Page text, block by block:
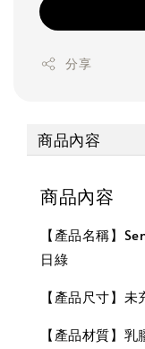
分享
商品內容
商品內容
【產品名稱】
日綠
【產品尺寸】
【產品材質】乳